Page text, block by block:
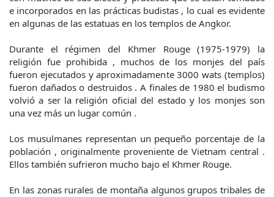
e incorporados en las prácticas budistas , lo cual es evidente
en algunas de las estatuas en los templos de Angkor.
Durante el régimen del Khmer Rouge (1975-1979) la
religión fue prohibida , muchos de los monjes del país
fueron ejecutados y aproximadamente 3000 wats (templos)
fueron dañados o destruidos . A finales de 1980 el budismo
volvió a ser la religión oficial del estado y los monjes son
una vez más un lugar común .
Los musulmanes representan un pequeño porcentaje de la
población , originalmente proveniente de Vietnam central .
Ellos también sufrieron mucho bajo el Khmer Rouge.
En las zonas rurales de montaña algunos grupos tribales de